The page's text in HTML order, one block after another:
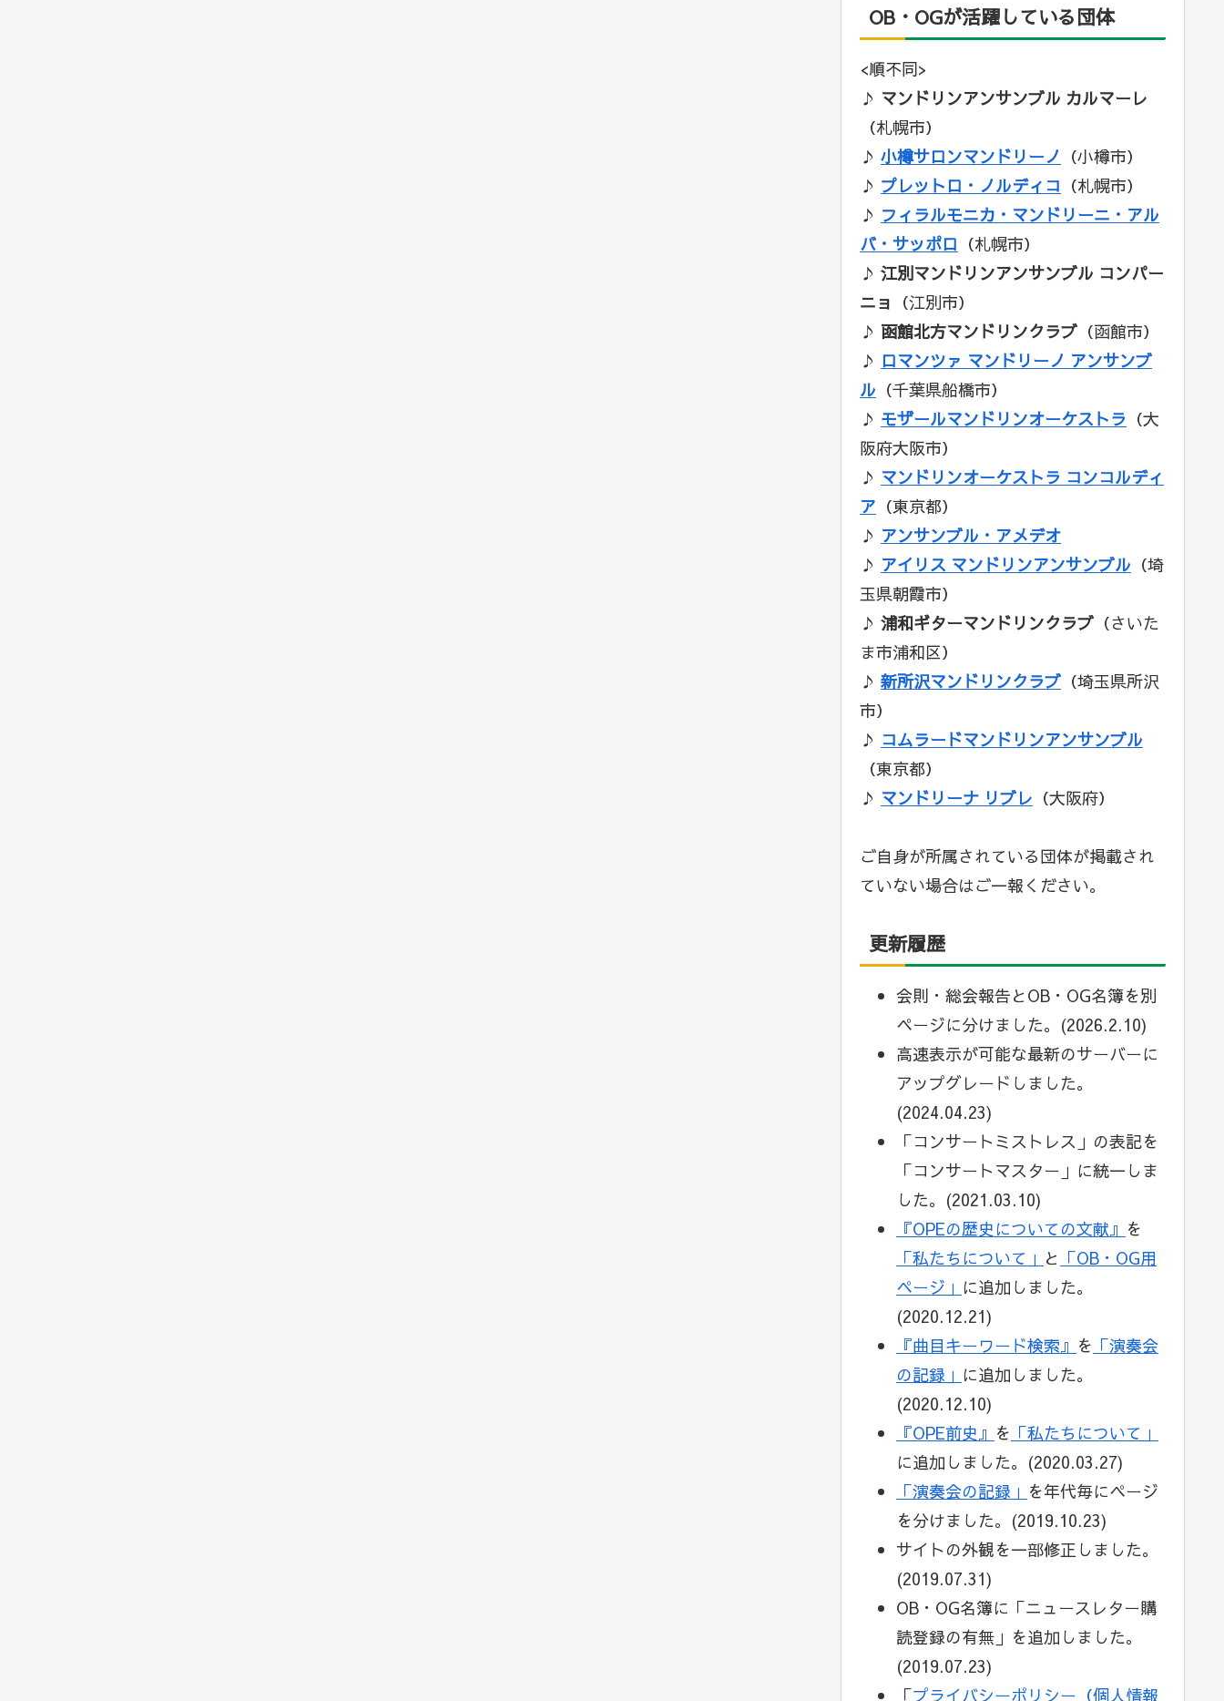
OB・OGが活躍している団体
<順不同>
♪ マンドリンアンサンブル カルマーレ
（札幌市）
♪ 小樽サロンマンドリーノ （小樽市）
♪ プレットロ・ノルディコ （札幌市）
♪ フィラルモニカ・マンドリーニ・アル
バ・サッポロ （札幌市）
♪ 江別マンドリンアンサンブル コンパー
ニョ （江別市）
♪ 函館北方マンドリンクラブ （函館市）
♪ ロマンツァ マンドリーノ アンサンブ
ル （千葉県船橋市）
♪ モザールマンドリンオーケストラ （大
阪府大阪市）
♪ マンドリンオーケストラ コンコルディ
ア （東京都）
♪ アンサンブル・アメデオ
♪ アイリス マンドリンアンサンブル （埼
玉県朝霞市）
♪ 浦和ギターマンドリンクラブ （さいた
ま市浦和区）
♪ 新所沢マンドリンクラブ （埼玉県所沢
市）
♪ コムラードマンドリンアンサンブル
（東京都）
♪ マンドリーナ リブレ （大阪府）
ご自身が所属されている団体が掲載され
ていない場合はご一報ください。
更新履歴
会則・総会報告とOB・OG名簿を別
ページに分けました。(2026.2.10)
高速表示が可能な最新のサーバーに
アップグレードしました。
(2024.04.23)
「コンサートミストレス」の表記を
「コンサートマスター」に統一しま
した。(2021.03.10)
『OPEの歴史についての文献』 を
「私たちについて」 と 「OB・OG用
ページ」 に追加しました。
(2020.12.21)
『曲目キーワード検索』 を 「演奏会
の記録」 に追加しました。
(2020.12.10)
『OPE前史』 を 「私たちについて」
に追加しました。(2020.03.27)
「演奏会の記録」 を年代毎にページ
を分けました。(2019.10.23)
サイトの外観を一部修正しました。
(2019.07.31)
OB・OG名簿に「ニュースレター購
読登録の有無」を追加しました。
(2019.07.23)
「プライバシーポリシー（個人情報